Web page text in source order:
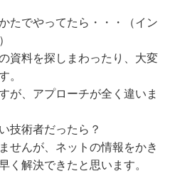
たでやってたら・・・（イン
資料を探しまわったり、大変
。
が、アプローチが全く違いま
技術者だったら？
せんが、ネットの情報をかき
く解決できたと思います。